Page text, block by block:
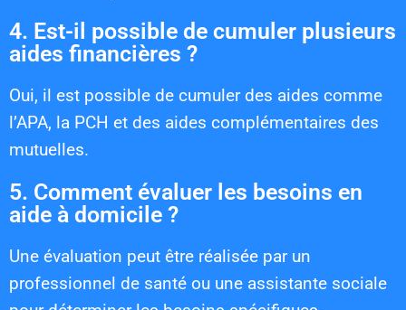
4. Est-il possible de cumuler plusieurs
aides financières ?
Oui, il est possible de cumuler des aides comme
l’APA, la PCH et des aides complémentaires des
mutuelles.
5. Comment évaluer les besoins en
aide à domicile ?
Une évaluation peut être réalisée par un
professionnel de santé ou une assistante sociale